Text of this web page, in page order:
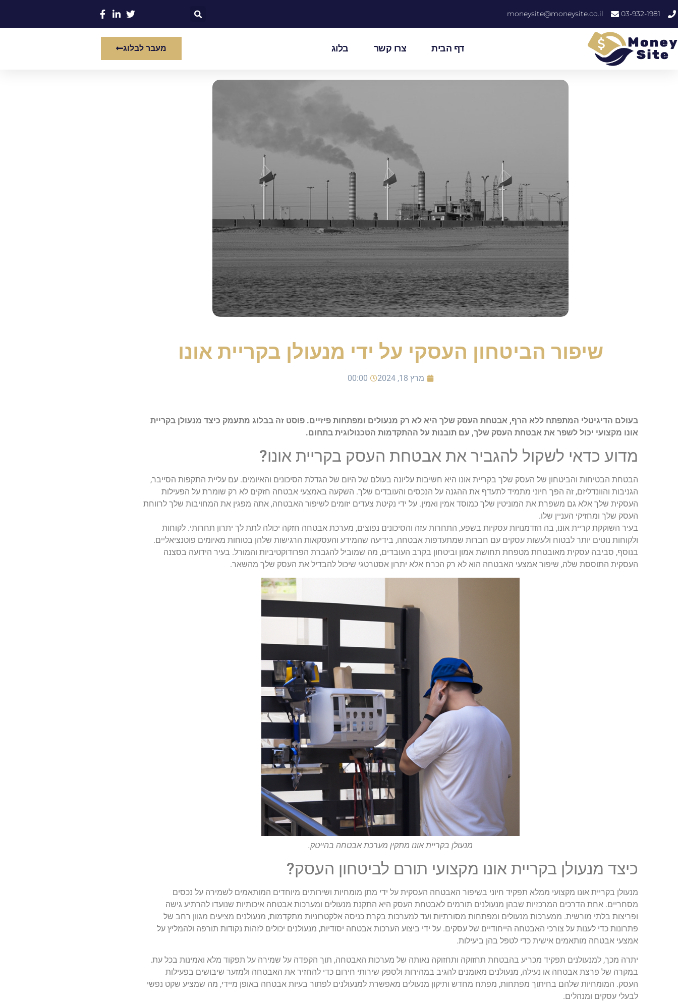
03-932-1981
moneysite@moneysite.co.il
דף הבית צרו קשר בלוג מעבר לבלוג
שיפור הביטחון העסקי על ידי מנעולן בקריית אונו
מרץ 18, 2024 00:00
בעולם הדיגיטלי המתפתח ללא הרף, אבטחת העסק שלך היא לא רק מנעולים ומפתחות פיזיים. פוסט זה בבלוג מתעמק כיצד מנעולן בקריית
אונו מקצועי יכול לשפר את אבטחת העסק שלך, עם תובנות על ההתקדמות הטכנולוגית בתחום.
מדוע כדאי לשקול להגביר את אבטחת העסק בקריית אונו?
הבטחת הבטיחות והביטחון של העסק שלך בקריית אונו היא חשיבות עליונה בעולם של היום של הגדלת הסיכונים והאיומים. עם עליית התקפות הסייבר,
הגניבות והוונדליזם, זה הפך חיוני מתמיד לתעדף את ההגנה על הנכסים והעובדים שלך. השקעה באמצעי אבטחה חזקים לא רק שומרת על הפעילות
העסקית שלך אלא גם משפרת את המוניטין שלך כמוסד אמין ואמין. על ידי נקיטת צעדים יזומים לשיפור האבטחה, אתה מפגין את המחויבות שלך לרווחת
העסק שלך ומחזיקי העניין שלו.
בעיר השוקקת קריית אונו, בה הזדמנויות עסקיות בשפע, התחרות עזה והסיכונים נפוצים, מערכת אבטחה חזקה יכולה לתת לך יתרון תחרותי. לקוחות
ולקוחות נוטים יותר לבטוח ולעשות עסקים עם חברות שמתעדפות אבטחה, בידיעה שהמידע והעסקאות הרגישות שלהן בטוחות מאיומים פוטנציאליים.
בנוסף, סביבה עסקית מאובטחת מטפחת תחושת אמון וביטחון בקרב העובדים, מה שמוביל להגברת הפרודוקטיביות והמורל. בעיר הידועה בסצנה
העסקית התוססת שלה, שיפור אמצעי האבטחה הוא לא רק הכרח אלא יתרון אסטרטגי שיכול להבדיל את העסק שלך מהשאר.
מנעולן בקריית אונו מתקין מערכת אבטחה בהייטק.
כיצד מנעולן בקריית אונו מקצועי תורם לביטחון העסק?
מנעולן בקריית אונו מקצועי ממלא תפקיד חיוני בשיפור האבטחה העסקית על ידי מתן מומחיות ושירותים מיוחדים המותאמים לשמירה על נכסים
מסחריים. אחת הדרכים המרכזיות שבהן מנעולנים תורמים לאבטחת העסק היא התקנת מנעולים ומערכות אבטחה איכותיות שנועדו להרתיע גישה
ופריצות בלתי מורשית. ממערכות מנעולים ומפתחות מסורתיות ועד למערכות בקרת כניסה אלקטרוניות מתקדמות, מנעולנים מציעים מגוון רחב של
פתרונות כדי לענות על צורכי האבטחה הייחודיים של עסקים. על ידי ביצוע הערכות אבטחה יסודיות, מנעולנים יכולים לזהות נקודות תורפה ולהמליץ על
אמצעי אבטחה מותאמים אישית כדי לטפל בהן ביעילות.
יתרה מכך, למנעולנים תפקיד מכריע בהבטחת תחזוקה ותחזוקה נאותה של מערכות האבטחה, תוך הקפדה על שמירה על תפקוד מלא ואמינות בכל עת.
במקרה של פרצת אבטחה או נעילה, מנעולנים מאומנים להגיב במהירות ולספק שירותי חירום כדי להחזיר את האבטחה ולמזער שיבושים בפעילות
העסק. המומחיות שלהם בחיתוך מפתחות, מפתח מחדש ותיקון מנעולים מאפשרת למנעולנים לפתור בעיות אבטחה באופן מיידי, מה שמציע שקט נפשי
לבעלי עסקים ומנהלים.